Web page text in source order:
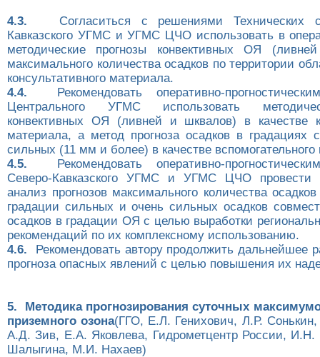
4.3. Согласиться с решениями Технических
Кавказского УГМС и УГМС ЦЧО использовать в
методические прогнозы конвективных ОЯ
максимального количества осадков по территории
консультативного материала.
4.4. Рекомендовать оперативно-
Центрального УГМС использовать
конвективных ОЯ (ливней и шквалов) в качестве
материала, а метод прогноза осадков в градациях
сильных (11 мм и более) в качестве вспомогательного
4.5. Рекомендовать оперативно-
Северо-Кавказского УГМС и УГМС ЦЧО провести
анализ прогнозов максимального количества
градации сильных и очень сильных осадков
осадков в градации ОЯ с целью выработки
рекомендаций по их комплексному использованию.
4.6. Рекомендовать автору продолжить дальнейшее
прогноза опасных явлений с целью повышения их
5. Методика прогнозирования суточных
приземного озона(ГГО, Е.Л. Генихович, Л.Р.
А.Д. Зив, Е.А. Яковлева, Гидрометцентр России,
Шалыгина, М.И. Нахаев)